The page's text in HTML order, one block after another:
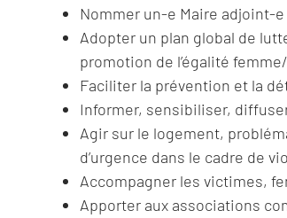
Nommer un-e Maire adjoint-
Adopter un plan global de
promotion de l’égalité
Faciliter la prévention et la
Informer, sensibiliser,
Agir sur le logement,
d’urgence dans le cadre de
Accompagner les victimes,
Apporter aux associations